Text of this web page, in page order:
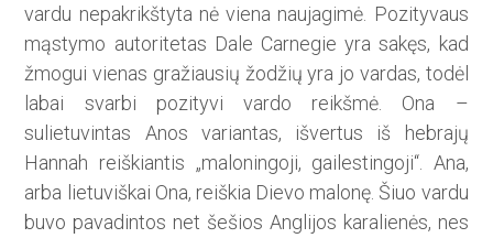
vardu nepakrikštyta nė viena naujagimė. Pozityvaus
mąstymo autoritetas Dale Carnegie yra sakęs, kad
žmogui vienas gražiausių žodžių yra jo vardas, todėl
labai svarbi pozityvi vardo reikšmė. Ona –
sulietuvintas Anos variantas, išvertus iš hebrajų
Hannah reiškiantis „maloningoji, gailestingoji“. Ana,
arba lietuviškai Ona, reiškia Dievo malonę. Šiuo vardu
buvo pavadintos net šešios Anglijos karalienės, nes